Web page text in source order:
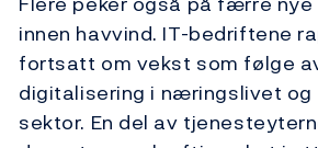
innen havvind. IT-bedriftene
fortsatt om vekst som følge
digitalisering i næringslivet
sektor. En del av